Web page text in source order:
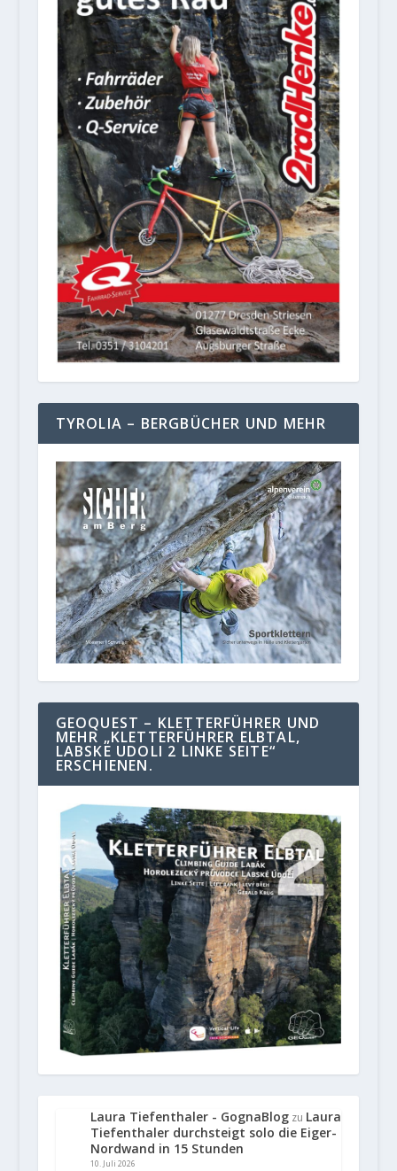
TYROLIA – BERGBÜCHER UND MEHR
GEOQUEST – KLETTERFÜHRER UND
MEHR „KLETTERFÜHRER ELBTAL,
LABSKE UDOLI 2 LINKE SEITE“
ERSCHIENEN.
Laura Tiefenthaler - GognaBlogzu Laura
Tiefenthaler durchsteigt solo die Eiger-
Nordwand in 15 Stunden
10. Juli 2026